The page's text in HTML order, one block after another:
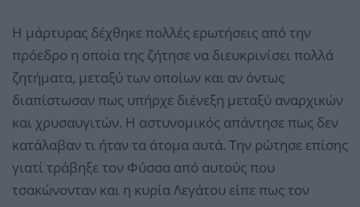
Η μάρτυρας δέχθηκε πολλές ερωτήσεις από την
πρόεδρο η οποία της ζήτησε να διευκρινίσει πολλά
ζητήματα, μεταξύ των οποίων και αν όντως
διαπίστωσαν πως υπήρχε διένεξη μεταξύ αναρχικών
και χρυσαυγιτών. Η αστυνομικός απάντησε πως δεν
κατάλαβαν τι ήταν τα άτομα αυτά. Την ρώτησε επίσης
γιατί τράβηξε τον Φύσσα από αυτούς που
τσακώνονταν και η κυρία Λεγάτου είπε πως τον